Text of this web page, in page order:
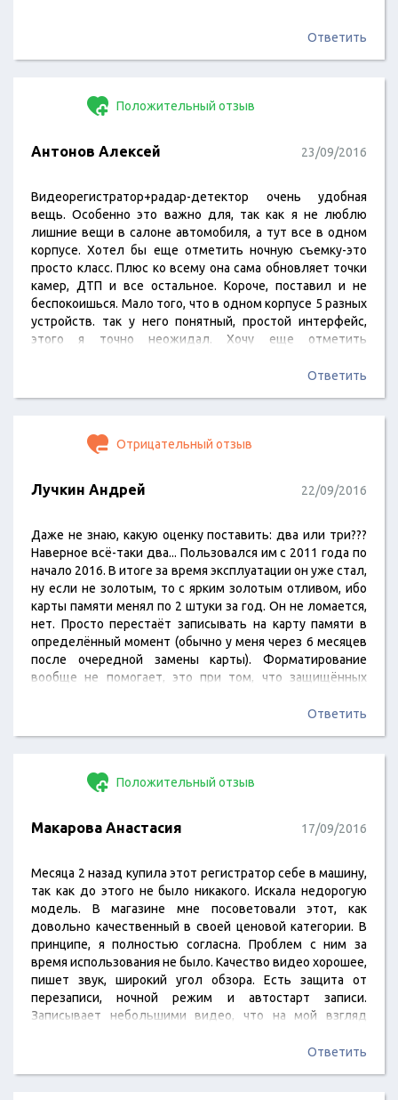
Ответить
Положительный отзыв
Антонов Алексей 23/09/2016
Видеорегистратор+радар-детектор очень удобная
вещь. Особенно это важно для, так как я не люблю
лишние вещи в салоне автомобиля, а тут все в одном
корпусе. Хотел бы еще отметить ночную съемку-это
просто класс. Плюс ко всему она сама обновляет точки
камер, ДТП и все остальное. Короче, поставил и не
беспокоишься. Мало того, что в одном корпусе 5 разных
устройств. так у него понятный, простой интерфейс,
этого я точно неожидал. Хочу еще отметить
Ответить
Отрицательный отзыв
Лучкин Андрей 22/09/2016
Даже не знаю, какую оценку поставить: два или три???
Наверное всё-таки два... Пользовался им с 2011 года по
начало 2016. В итоге за время эксплуатации он уже стал,
ну если не золотым, то с ярким золотым отливом, ибо
карты памяти менял по 2 штуки за год. Он не ломается,
нет. Просто перестаёт записывать на карту памяти в
определённый момент (обычно у меня через 6 месяцев
после очередной замены карты). Форматирование
вообще не помогает, это при том, что защищённых
нормально функционировать. Причём саму карту памяти
Ответить
Положительный отзыв
Макарова Анастасия 17/09/2016
Месяца 2 назад купила этот регистратор себе в машину,
так как до этого не было никакого. Искала недорогую
модель. В магазине мне посоветовали этот, как
довольно качественный в своей ценовой категории. В
принципе, я полностью согласна. Проблем с ним за
время использования не было. Качество видео хорошее,
пишет звук, широкий угол обзора. Есть защита от
перезаписи, ночной режим и автостарт записи.
Записывает небольшими видео, что на мой взгляд
Ответить